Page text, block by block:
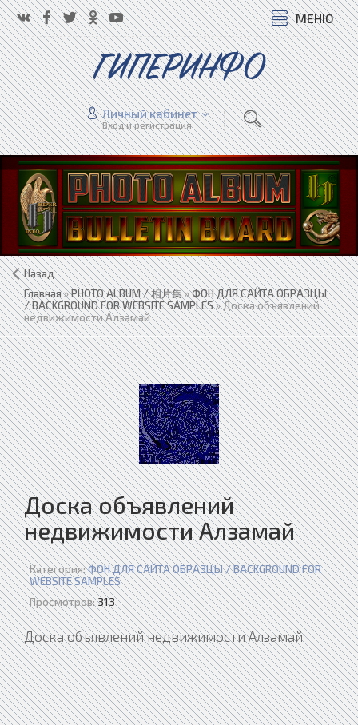
МЕНЮ
ГИПЕРИНФО
Личный кабинет
Вход и регистрация
Назад
Главная»PHOTO ALBUM / 相片集»ФОН ДЛЯ САЙТА ОБРАЗЦЫ
/ BACKGROUND FOR WEBSITE SAMPLES» Доска объявлений
недвижимости Алзамай
Доска объявлений
недвижимости Алзамай
Категория:ФОН ДЛЯ САЙТА ОБРАЗЦЫ / BACKGROUND FOR
WEBSITE SAMPLES
Просмотров:313
Доска объявлений недвижимости Алзамай